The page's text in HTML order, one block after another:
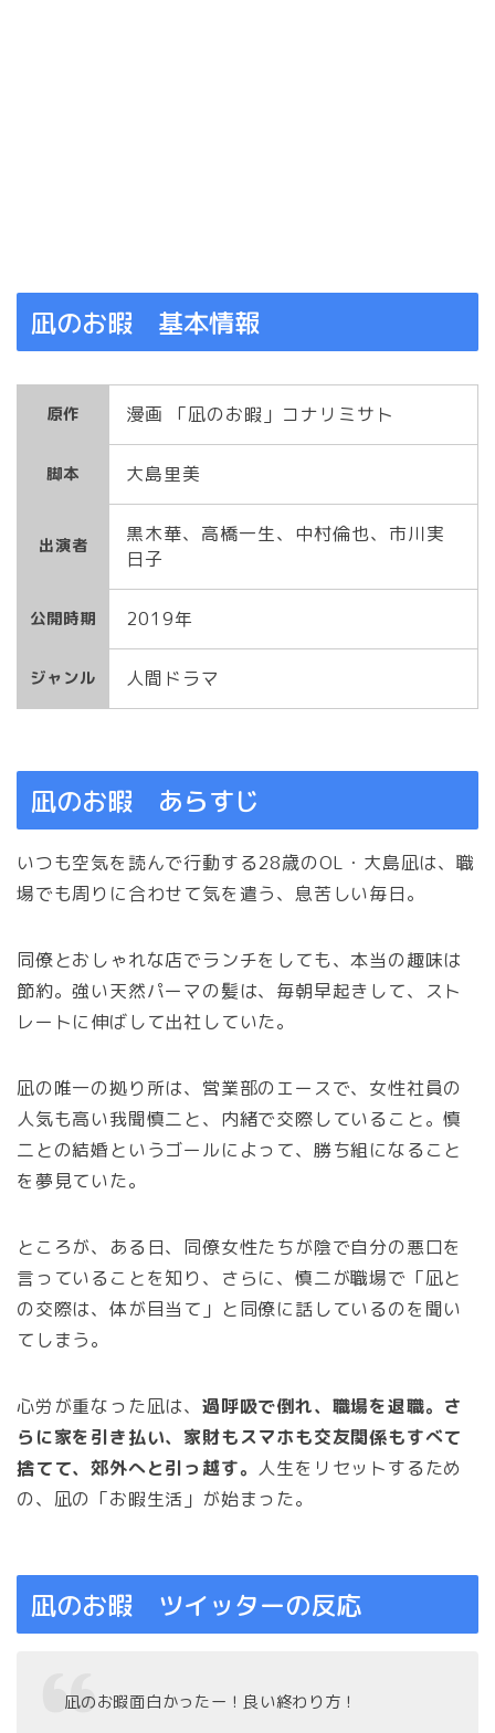
凪のお暇 基本情報
原作 漫画 「凪のお暇」コナリミサト
脚本 大島里美
出演者
黒木華、高橋一生、中村倫也、市川実
日子
公開時期 2019年
ジャンル 人間ドラマ
凪のお暇 あらすじ
いつも空気を読んで行動する28歳のOL・大島凪は、職
場でも周りに合わせて気を遣う、息苦しい毎日。
同僚とおしゃれな店でランチをしても、本当の趣味は
節約。強い天然パーマの髪は、毎朝早起きして、スト
レートに伸ばして出社していた。
凪の唯一の拠り所は、営業部のエースで、女性社員の
人気も高い我聞慎二と、内緒で交際していること。慎
二との結婚というゴールによって、勝ち組になること
を夢見ていた。
ところが、ある日、同僚女性たちが陰で自分の悪口を
言っていることを知り、さらに、慎二が職場で「凪と
の交際は、体が目当て」と同僚に話しているのを聞い
てしまう。
心労が重なった凪は、 過呼吸で倒れ、職場を退職。さ
らに家を引き払い、家財もスマホも交友関係もすべて
捨てて、郊外へと引っ越す。 人生をリセットするため
の、凪の「お暇生活」が始まった。
凪のお暇 ツイッターの反応
凪のお暇面白かったー！良い終わり方！